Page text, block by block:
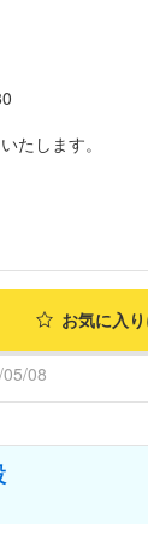
たします。
お気に入
08